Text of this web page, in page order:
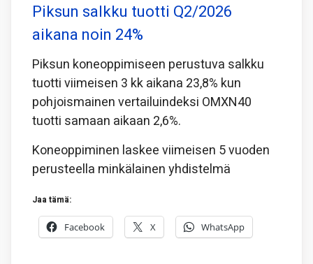
Piksun salkku tuotti Q2/2026
aikana noin 24%
Piksun koneoppimiseen perustuva salkku
tuotti viimeisen 3 kk aikana 23,8% kun
pohjoismainen vertailuindeksi OMXN40
tuotti samaan aikaan 2,6%.
Koneoppiminen laskee viimeisen 5 vuoden
perusteella minkälainen yhdistelmä
Jaa tämä:
Facebook X WhatsApp